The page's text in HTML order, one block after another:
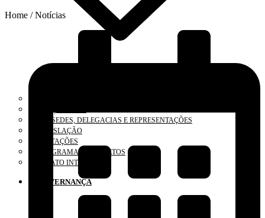
SUBSEDES, DELEGACIAS E REPRESENTAÇÕES
LEGISLAÇÃO
LICITAÇÕES
PROGRAMAS E PROJETOS
RELATO INTEGRADO
GOVERNANÇA
Home / Notícias